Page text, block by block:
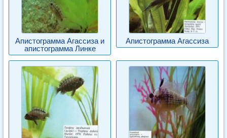
Апистограмма Агассиза и
апистограмма Линке
Апистограмма Агассиза